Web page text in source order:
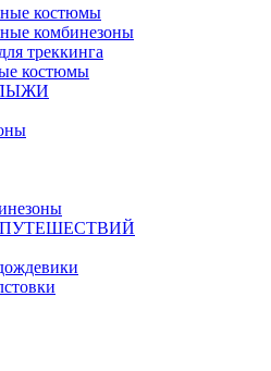
костюмы
комбинезоны
треккинга
костюмы